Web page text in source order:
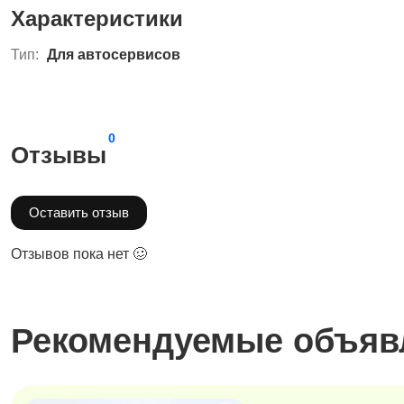
Характеристики
Тип: Для автосервисов
Отзывы
0
Оставить отзыв
Отзывов пока нет 🥴
Рекомендуемые